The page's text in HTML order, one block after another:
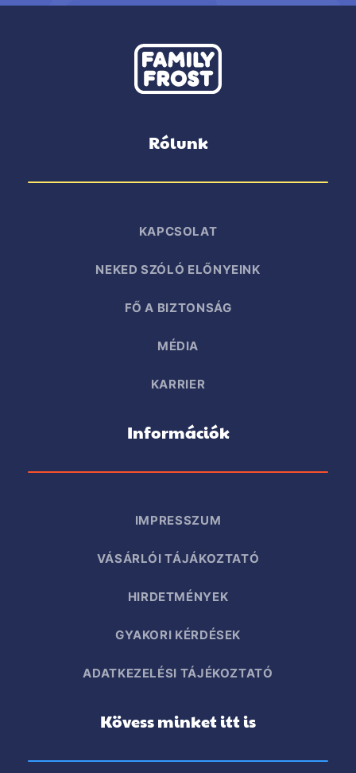
Rólunk
KAPCSOLAT
NEKED SZÓLÓ ELŐNYEINK
FŐ A BIZTONSÁG
MÉDIA
KARRIER
Információk
IMPRESSZUM
VÁSÁRLÓI TÁJÁKOZTATÓ
HIRDETMÉNYEK
GYAKORI KÉRDÉSEK
ADATKEZELÉSI TÁJÉKOZTATÓ
Kövess minket itt is